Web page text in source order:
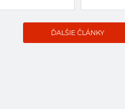
ĎALŠIE ČLÁNKY